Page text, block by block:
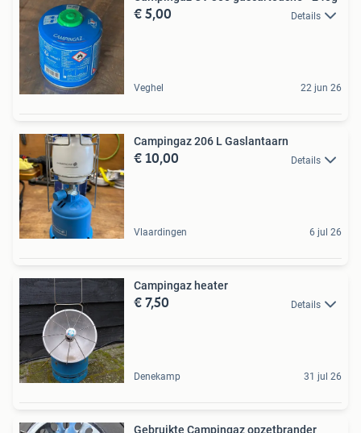
€ 5,00 Details
Veghel 22 jun 26
Campingaz 206 L Gaslantaarn
€ 10,00 Details
Vlaardingen 6 jul 26
Campingaz heater
€ 7,50 Details
Denekamp 31 jul 26
Gebruikte Campingaz opzetbrander